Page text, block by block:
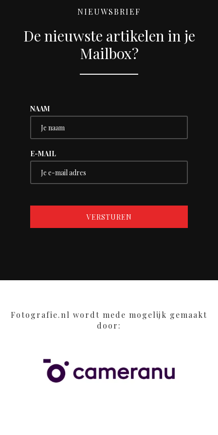
NIEUWSBRIEF
De nieuwste artikelen in je
Mailbox?
NAAM
E-MAIL
Fotografie.nl wordt mede mogelijk gemaakt
door: